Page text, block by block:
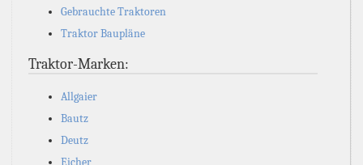
Gebrauchte Traktoren
Traktor Baupläne
Traktor-Marken:
Allgaier
Bautz
Deutz
Eicher